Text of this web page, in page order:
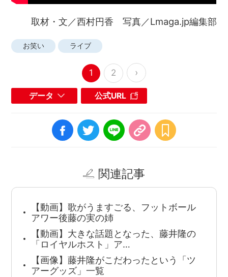
取材・文／西村円香 写真／Lmaga.jp編集部
お笑い ライブ
1 2 ›
データ 公式URL
関連記事
【動画】歌がうますごる、フットボール
アワー後藤の実の姉
【動画】大きな話題となった、藤井隆の
「ロイヤルホスト」ア…
【画像】藤井隆がこだわったという「ツ
アーグッズ」一覧